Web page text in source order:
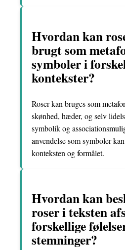
Hvordan kan
brugt som
symboler i
kontekster?
Roser kan bruges som
skønhed, hæder, og selv
symbolik og
anvendelse som symboler
konteksten og formålet.
Hvordan kan
roser i teksten
forskellige
stemninger?